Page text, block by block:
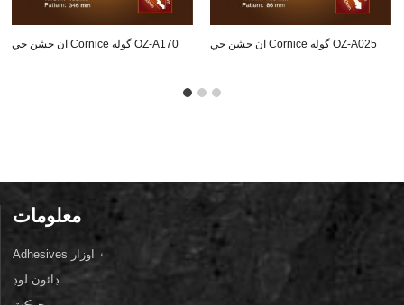
ان جشن جي Cornice گوله OZ-A170 ان جشن جي Cornice گوله OZ-A025
معلومات
Adhesives ۽ اوزار
ڊائون لوڊ